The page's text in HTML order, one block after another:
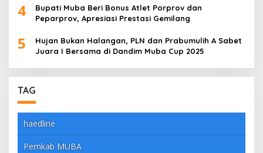
4
Bupati Muba Beri Bonus Atlet Porprov dan
Peparprov, Apresiasi Prestasi Gemilang
5
Hujan Bukan Halangan, PLN dan Prabumulih A Sabet
Juara I Bersama di Dandim Muba Cup 2025
TAG
haedline
Pemkab MUBA